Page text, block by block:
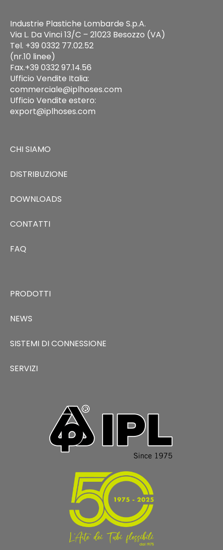
Industrie Plastiche Lombarde S.p.A.
Via L. Da Vinci 13/C – 21023 Besozzo (VA)
Tel. +39 0332 77.02.52
(nr.10 linee)
Fax.+39 0332 97.14.56
Ufficio Vendite Italia:
commerciale@iplhoses.com
Ufficio Vendite estero:
export@iplhoses.com
CHI SIAMO
DISTRIBUZIONE
DOWNLOADS
CONTATTI
FAQ
PRODOTTI
NEWS
SISTEMI DI CONNESSIONE
SERVIZI